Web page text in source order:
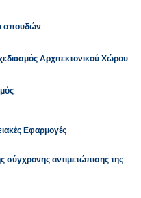
σπουδών
Αρχιτεκτονικού Χώρου
Εφαρμογές
σύγχρονης αντιμετώπισης της